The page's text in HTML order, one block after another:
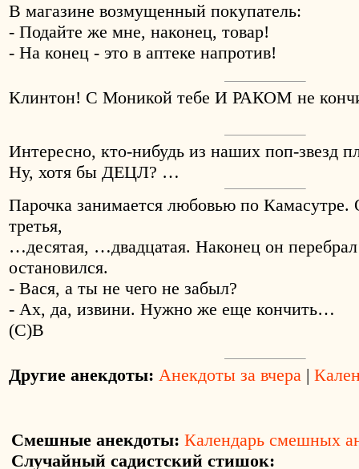
В магазине возмущенный покупатель:
- Подайте же мне, наконец, товар!
- На конец - это в аптеке напротив!
Клинтон! С Моникой тебе И РАКОМ не
Интересно, кто-нибудь из наших поп-звезд
Ну, хотя бы ДЕЦЛ? …
Парочка занимается любовью по Камасутре.
третья,
…десятая, …двадцатая. Наконец он
остановился.
- Вася, а ты не чего не забыл?
- Ах, да, извини. Нужно же еще кончить…
(C)B
Другие анекдоты: Анекдоты за вчера |
Смешные анекдоты: Календарь смешных
Случайный садистский стишок: